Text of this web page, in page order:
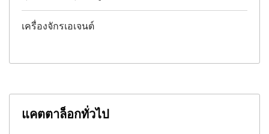
เครื่องจักรเอเจนต์
แคตตาล็อกทั่วไป